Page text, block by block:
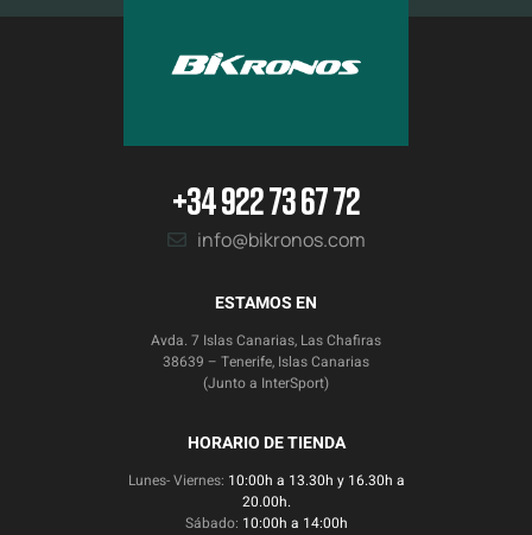
+34 922 73 67 72
info@bikronos.com
ESTAMOS EN
Avda. 7 Islas Canarias, Las Chafiras
38639 – Tenerife, Islas Canarias
(Junto a InterSport)
HORARIO DE TIENDA
Lunes- Viernes: 10:00h a 13.30h y 16.30h a
20.00h.
Sábado: 10:00h a 14:00h